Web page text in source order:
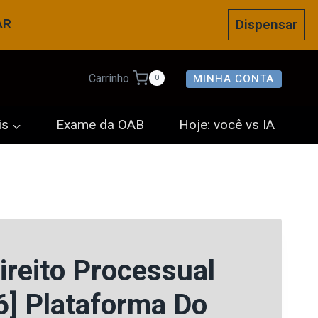
Dispensar
Carrinho 0 MINHA CONTA
Exame da OAB Hoje: você vs IA
Processual
Plataforma Do